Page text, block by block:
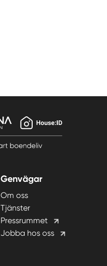
Genvägar
Om oss
Tjänster
Pressrummet
Jobba hos oss